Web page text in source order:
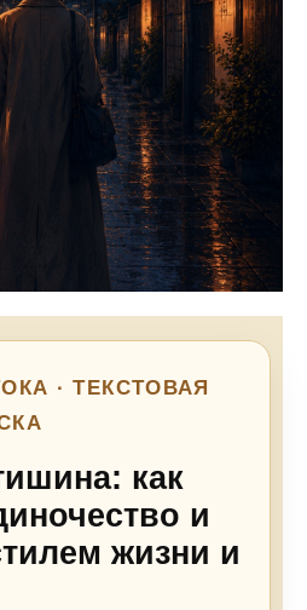
· ТЕКСТОВАЯ
как
и
жизни и